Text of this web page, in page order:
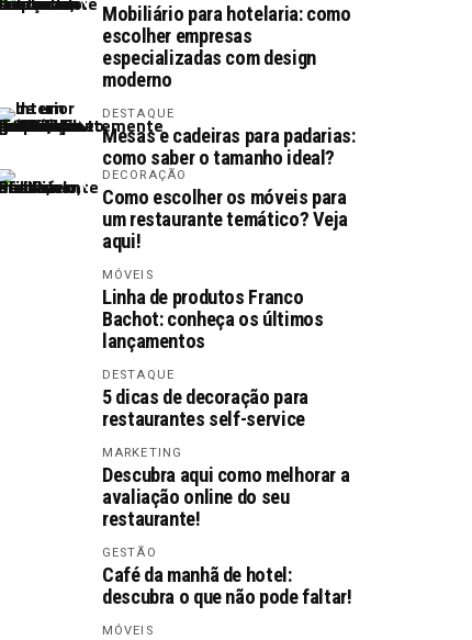
Mobiliário para hotelaria: como
escolher empresas
especializadas com design
moderno
DESTAQUE
Mesas e cadeiras para padarias:
como saber o tamanho ideal?
DECORAÇÃO
Como escolher os móveis para
um restaurante temático? Veja
aqui!
MÓVEIS
Linha de produtos Franco
Bachot: conheça os últimos
lançamentos
DESTAQUE
5 dicas de decoração para
restaurantes self-service
MARKETING
Descubra aqui como melhorar a
avaliação online do seu
restaurante!
GESTÃO
Café da manhã de hotel:
descubra o que não pode faltar!
MÓVEIS